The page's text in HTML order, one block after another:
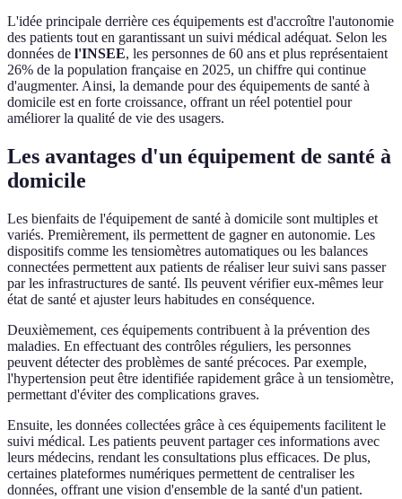
L'idée principale derrière ces équipements est d'accroître l'autonomie
des patients tout en garantissant un suivi médical adéquat. Selon les
données de l'INSEE, les personnes de 60 ans et plus représentaient
26% de la population française en 2025, un chiffre qui continue
d'augmenter. Ainsi, la demande pour des équipements de santé à
domicile est en forte croissance, offrant un réel potentiel pour
améliorer la qualité de vie des usagers.
Les avantages d'un équipement de santé à
domicile
Les bienfaits de l'équipement de santé à domicile sont multiples et
variés. Premièrement, ils permettent de gagner en autonomie. Les
dispositifs comme les tensiomètres automatiques ou les balances
connectées permettent aux patients de réaliser leur suivi sans passer
par les infrastructures de santé. Ils peuvent vérifier eux-mêmes leur
état de santé et ajuster leurs habitudes en conséquence.
Deuxièmement, ces équipements contribuent à la prévention des
maladies. En effectuant des contrôles réguliers, les personnes
peuvent détecter des problèmes de santé précoces. Par exemple,
l'hypertension peut être identifiée rapidement grâce à un tensiomètre,
permettant d'éviter des complications graves.
Ensuite, les données collectées grâce à ces équipements facilitent le
suivi médical. Les patients peuvent partager ces informations avec
leurs médecins, rendant les consultations plus efficaces. De plus,
certaines plateformes numériques permettent de centraliser les
données, offrant une vision d'ensemble de la santé d'un patient.